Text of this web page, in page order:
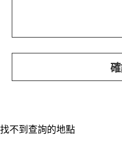
找不到查詢的地點